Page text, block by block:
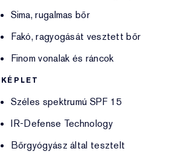
Sima, rugalmas bőr
Fakó, ragyogását vesztett bőr
Finom vonalak és ráncok
KÉPLET
Széles spektrumú SPF 15
IR-Defense Technology
Bőrgyógyász által tesztelt